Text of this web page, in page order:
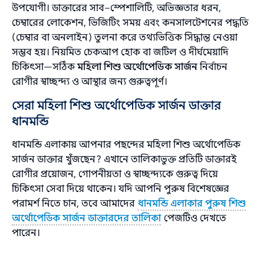
উপযোগী। ডাক্তারের সাব–স্পেশালিটি, অভিজ্ঞতার ধরন,
চেম্বারের লোকেশন, ভিজিটিং সময় এবং কনসালটেশনের পদ্ধতি
(চেম্বার বা অনলাইন) তুলনা করে তথ্যভিত্তিক সিদ্ধান্ত নেওয়া
সম্ভব হয়। নিয়মিত চেকআপ হোক বা জটিল ও দীর্ঘমেয়াদি
চিকিৎসা—সঠিকমহিলা শিশু অর্থোপেডিক সার্জননির্বাচন
রোগীর স্বাচ্ছন্দ্য ও আস্থার জন্য গুরুত্বপূর্ণ।
সেরা মহিলা শিশু অর্থোপেডিক সার্জন ডাক্তার
ধানমন্ডি
ধানমন্ডি এলাকায় আপনার পছন্দের মহিলা শিশু অর্থোপেডিক
সার্জন ডাক্তার খুঁজছেন? এখানে তালিকাভুক্ত প্রতিটি ডাক্তারই
রোগীর প্রয়োজন, গোপনীয়তা ও স্বাচ্ছন্দ্যকে গুরুত্ব দিয়ে
চিকিৎসা সেবা দিয়ে থাকেন। যদি আপনি পুরুষ বিশেষজ্ঞের
পরামর্শ নিতে চান, তবে আমাদের ধানমন্ডি এলাকার পুরুষ শিশু
অর্থোপেডিক সার্জন ডাক্তারদের তালিকা পেজটিও দেখতে
পারেন।